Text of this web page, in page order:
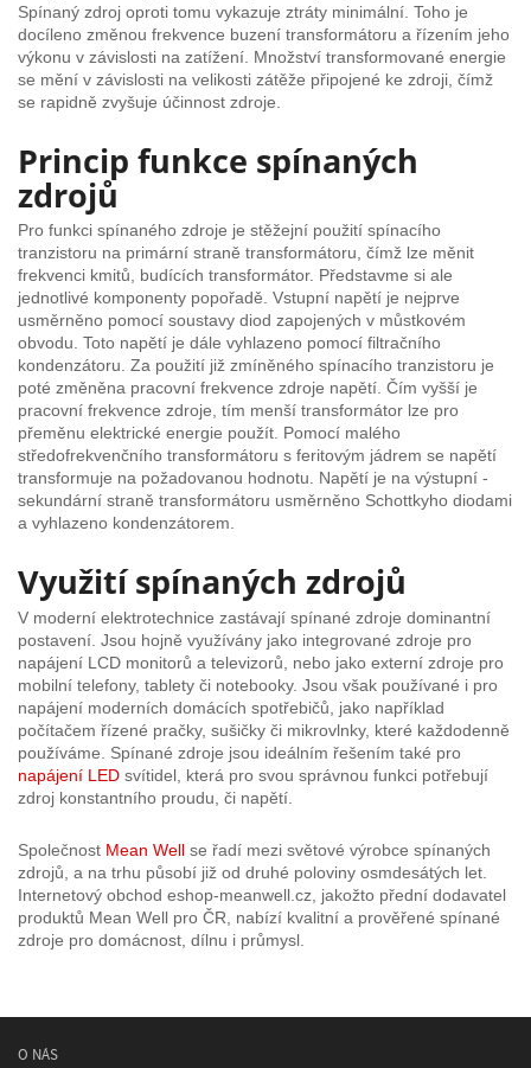
Spínaný zdroj oproti tomu vykazuje ztráty minimální. Toho je
docíleno změnou frekvence buzení transformátoru a řízením jeho
výkonu v závislosti na zatížení. Množství transformované energie
se mění v závislosti na velikosti zátěže připojené ke zdroji, čímž
se rapidně zvyšuje účinnost zdroje.
Princip funkce spínaných
zdrojů
Pro funkci spínaného zdroje je stěžejní použití spínacího
tranzistoru na primární straně transformátoru, čímž lze měnit
frekvenci kmitů, budících transformátor. Představme si ale
jednotlivé komponenty popořadě. Vstupní napětí je nejprve
usměrněno pomocí soustavy diod zapojených v můstkovém
obvodu. Toto napětí je dále vyhlazeno pomocí filtračního
kondenzátoru. Za použití již zmíněného spínacího tranzistoru je
poté změněna pracovní frekvence zdroje napětí. Čím vyšší je
pracovní frekvence zdroje, tím menší transformátor lze pro
přeměnu elektrické energie použít. Pomocí malého
středofrekvenčního transformátoru s feritovým jádrem se napětí
transformuje na požadovanou hodnotu. Napětí je na výstupní -
sekundární straně transformátoru usměrněno Schottkyho diodami
a vyhlazeno kondenzátorem.
Využití spínaných zdrojů
V moderní elektrotechnice zastávají spínané zdroje dominantní
postavení. Jsou hojně využívány jako integrované zdroje pro
napájení LCD monitorů a televizorů, nebo jako externí zdroje pro
mobilní telefony, tablety či notebooky. Jsou však používané i pro
napájení moderních domácích spotřebičů, jako například
počítačem řízené pračky, sušičky či mikrovlnky, které každodenně
používáme. Spínané zdroje jsou ideálním řešením také pro
napájení LED svítidel, která pro svou správnou funkci potřebují
zdroj konstantního proudu, či napětí.
Společnost Mean Well se řadí mezi světové výrobce spínaných
zdrojů, a na trhu působí již od druhé poloviny osmdesátých let.
Internetový obchod eshop-meanwell.cz, jakožto přední dodavatel
produktů Mean Well pro ČR, nabízí kvalitní a prověřené spínané
zdroje pro domácnost, dílnu i průmysl.
O NÁS